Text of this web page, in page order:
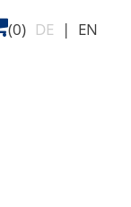
(0) DE | EN